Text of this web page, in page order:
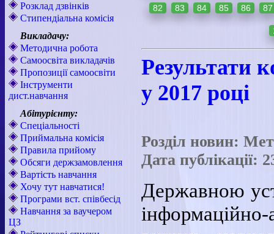
Розклад дзвінків
Стипендіальна комісія
Викладачу:
Методична робота
Самоосвіта викладачів
Пропозиції самоосвіти
Інструменти
дист.навчання
Абітурієнту:
Спеціальності
Приймальна комісія
Правила прийому
Обсяги держзамовлення
Вартість навчання
Хочу тут навчатися!
Програми вст. співбесід
Навчання за ваучером
ЦЗ
82 83 84 85 86 87
Результати
у 2017 році
Розділ новин:
Дата публікації:
Державною
інформаційно-